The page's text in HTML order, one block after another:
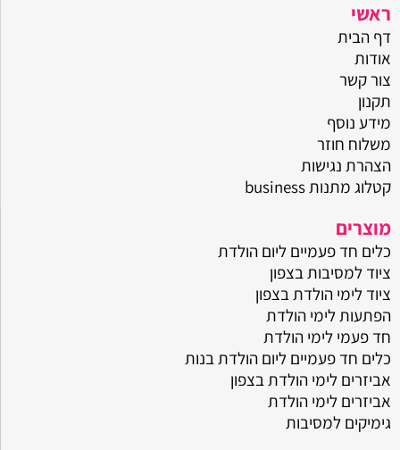
ראשי
דף הבית
אודות
צור קשר
תקנון
מידע נוסף
משלוח חוזר
הצהרת נגישות
קטלוג מתנות business
מוצרים
כלים חד פעמיים ליום הולדת
ציוד למסיבות בצפון
ציוד לימי הולדת בצפון
הפתעות לימי הולדת
חד פעמי לימי הולדת
כלים חד פעמיים ליום הולדת בנות
אביזרים לימי הולדת בצפון
אביזרים לימי הולדת
גימיקים למסיבות